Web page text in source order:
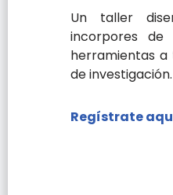
Un taller
incorpores de
herramientas
de investigación.
Regístrate